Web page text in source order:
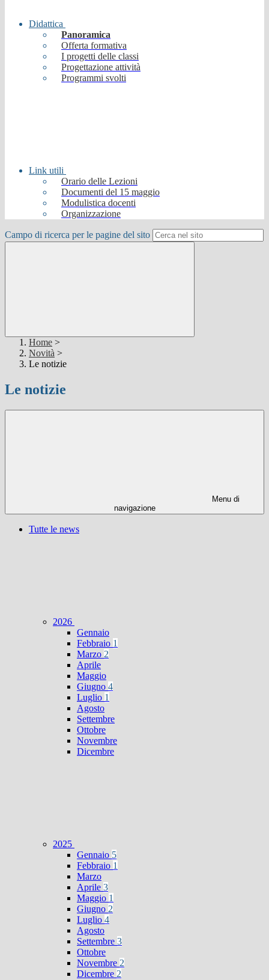
Didattica
Panoramica
Offerta formativa
I progetti delle classi
Progettazione attività
Programmi svolti
Link utili
Orario delle Lezioni
Documenti del 15 maggio
Modulistica docenti
Organizzazione
Campo di ricerca per le pagine del sito
Home >
Novità >
Le notizie
Le notizie
Menu di
navigazione
Tutte le news
2026
Gennaio
Febbraio 1
Marzo 2
Aprile
Maggio
Giugno 4
Luglio 1
Agosto
Settembre
Ottobre
Novembre
Dicembre
2025
Gennaio 5
Febbraio 1
Marzo
Aprile 3
Maggio 1
Giugno 2
Luglio 4
Agosto
Settembre 3
Ottobre
Novembre 2
Dicembre 2